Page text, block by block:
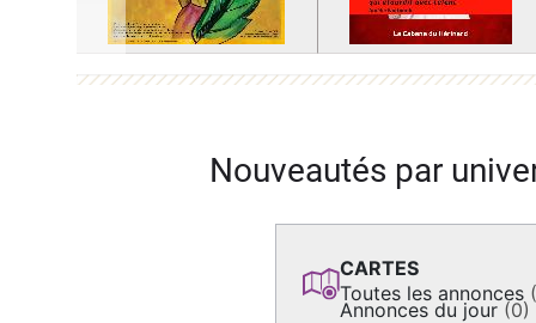
Nouveautés par
CARTES
Toutes les annonces
Annonces du jour (0)